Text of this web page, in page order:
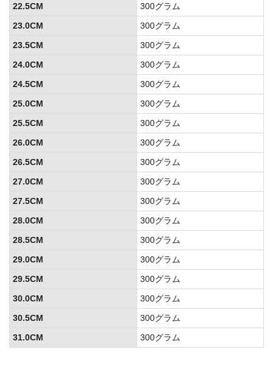
22.5CM
300グラム
23.0CM
300グラム
23.5CM
300グラム
24.0CM
300グラム
24.5CM
300グラム
25.0CM
300グラム
25.5CM
300グラム
26.0CM
300グラム
26.5CM
300グラム
27.0CM
300グラム
27.5CM
300グラム
28.0CM
300グラム
28.5CM
300グラム
29.0CM
300グラム
29.5CM
300グラム
30.0CM
300グラム
30.5CM
300グラム
31.0CM
300グラム